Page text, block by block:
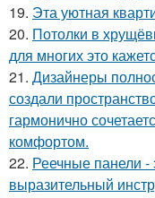
19. Эта уютная
20. Потолки в
для многих это
21. Дизайнеры
создали
гармонично
комфортом.
22. Реечные панели -
выразительный